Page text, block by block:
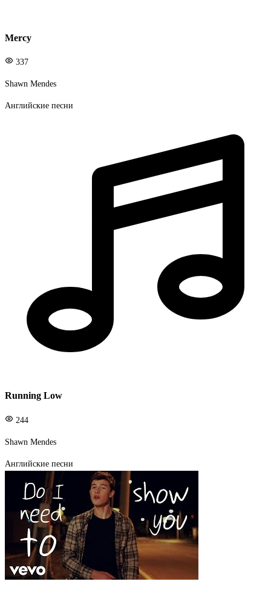
Mercy
337
Shawn Mendes
Английские песни
Running Low
244
Shawn Mendes
Английские песни